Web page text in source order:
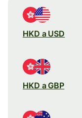
HKD a USD
HKD a GBP